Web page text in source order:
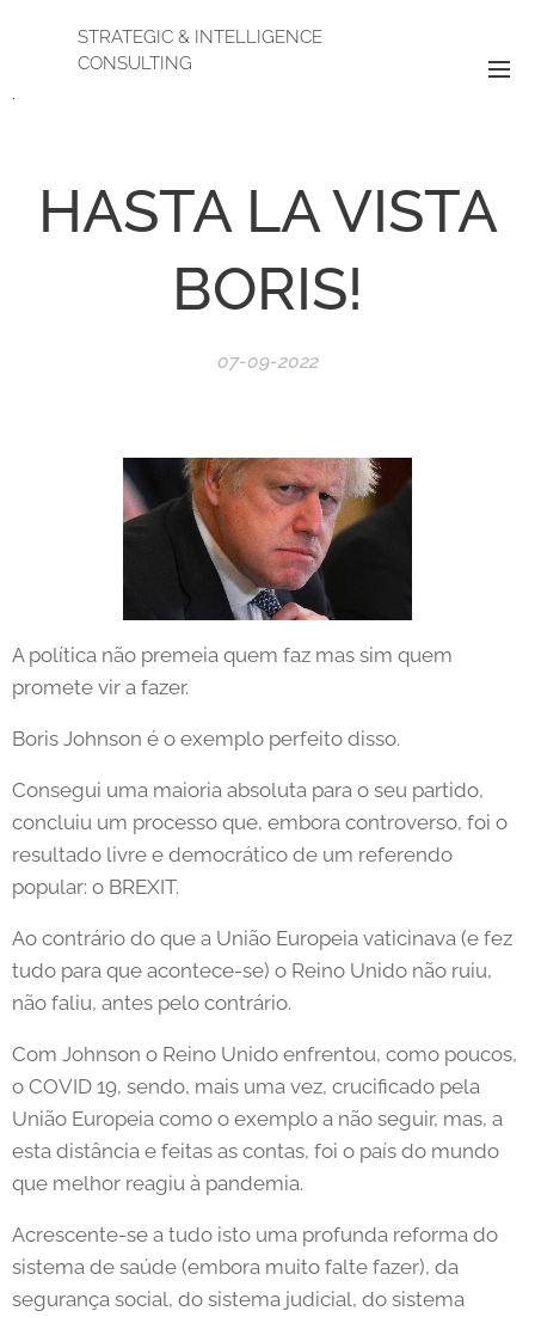
STRATEGIC & INTELLIGENCE
CONSULTING
.
HASTA LA VISTA
BORIS!
07-09-2022
A política não premeia quem faz mas sim quem
promete vir a fazer.
Boris Johnson é o exemplo perfeito disso.
Consegui uma maioria absoluta para o seu partido,
concluiu um processo que, embora controverso, foi o
resultado livre e democrático de um referendo
popular: o BREXIT.
Ao contrário do que a União Europeia vaticinava (e fez
tudo para que acontece-se) o Reino Unido não ruiu,
não faliu, antes pelo contrário.
Com Johnson o Reino Unido enfrentou, como poucos,
o COVID 19, sendo, mais uma vez, crucificado pela
União Europeia como o exemplo a não seguir, mas, a
esta distância e feitas as contas, foi o país do mundo
que melhor reagiu à pandemia.
Acrescente-se a tudo isto uma profunda reforma do
sistema de saúde (embora muito falte fazer), da
segurança social, do sistema judicial, do sistema